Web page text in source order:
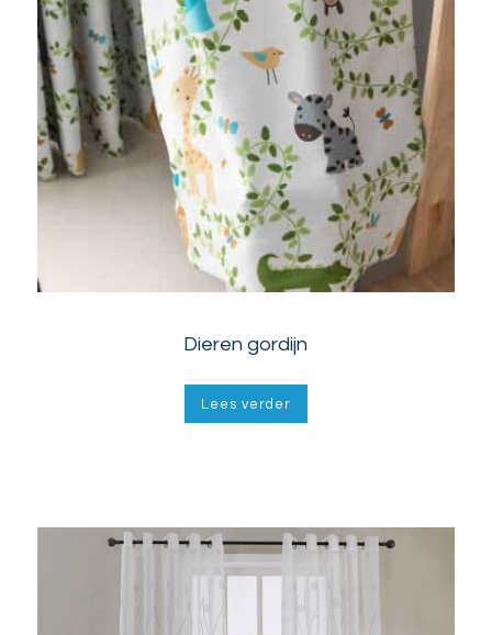
Dieren gordijn
Lees verder